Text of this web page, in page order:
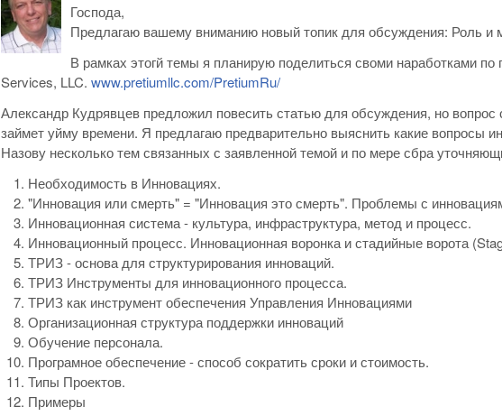
Господа,
Предлагаю вашему вниманию новый топик для обсуждения: Роль и
В рамках этогй темы я планирую поделиться своми наработками
Services, LLC. www.pretiumllc.com/PretiumRu/
Александр Кудрявцев предложил повесить статью для обсуждения, но вопрос
займет уйму времени. Я предлагаю предварительно выяснить какие вопросы
Назову несколько тем связанных с заявленной темой и по мере сбра
Необходимость в Инновациях.
"Инновация или смерть" = "Инновация это смерть". Проблемы с
Инновационная система - культура, инфраструктура, метод и процесс.
Инновационный процесс. Инновационная воронка и стадийные ворота
ТРИЗ - основа для структурирования инноваций.
ТРИЗ Инструменты для инновационного процесса.
ТРИЗ как инструмент обеспечения Управления Инновациями
Организационная структура поддержки инноваций
Обучение персонала.
Програмное обеспечение - способ сократить сроки и стоимость.
Типы Проектов.
Примеры